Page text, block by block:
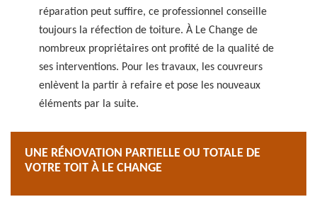
réparation peut suffire, ce professionnel conseille
toujours la réfection de toiture. À Le Change de
nombreux propriétaires ont profité de la qualité de
ses interventions. Pour les travaux, les couvreurs
enlèvent la partir à refaire et pose les nouveaux
éléments par la suite.
UNE RÉNOVATION PARTIELLE OU TOTALE DE
VOTRE TOIT À LE CHANGE